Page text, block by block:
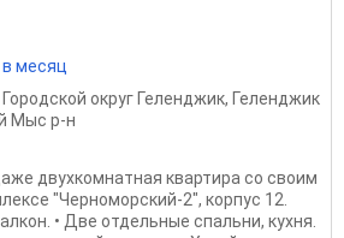
в месяц
Городской округ Геленджик, Геленджик
Мыс р-н
двухкомнатная квартира со своим
"Черноморский-2", корпус 12.
• Две отдельные спальни, кухня.